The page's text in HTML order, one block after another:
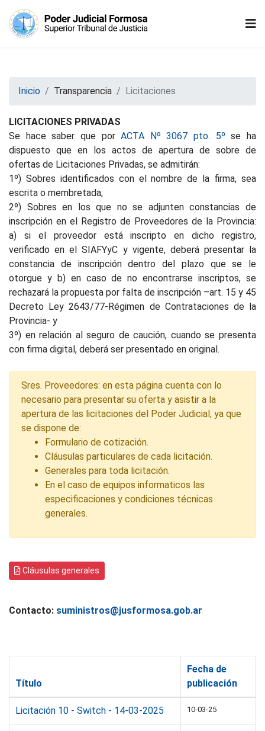
Inicio Transparencia Licitaciones
LICITACIONES PRIVADAS
Se hace saber que porACTA Nº 3067 pto. 5º se ha
dispuesto que en los actos de apertura de sobre de
ofertas de Licitaciones Privadas, se admitirán:
1º) Sobres identificados con el nombre de la firma, sea
escrita o membretada;
2º) Sobres en los que no se adjunten constancias de
inscripción en el Registro de Proveedores de la Provincia:
a) si el proveedor está inscripto en dicho registro,
verificado en el SIAFYyC y vigente, deberá presentar la
constancia de inscripción dentro del plazo que se le
otorgue y b) en caso de no encontrarse inscriptos, se
rechazará la propuesta por falta de inscripción –art. 15 y 45
Decreto Ley 2643/77-Régimen de Contrataciones de la
Provincia- y
3º) en relación al seguro de caución, cuando se presenta
con firma digital, deberá ser presentado en original.
Sres. Proveedores: en esta página cuenta con lo
necesario para presentar su oferta y asistir a la
apertura de las licitaciones del Poder Judicial, ya que
se dispone de:
Formulario de cotización.
Cláusulas particulares de cada licitación.
Generales para toda licitación.
En el caso de equipos informaticos las
especificaciones y condiciones técnicas
generales.
Cláusulas generales
Contacto: suministros@jusformosa.gob.ar
Título
Fecha de
publicación
Licitación 10 - Switch - 14-03-2025 10-03-25